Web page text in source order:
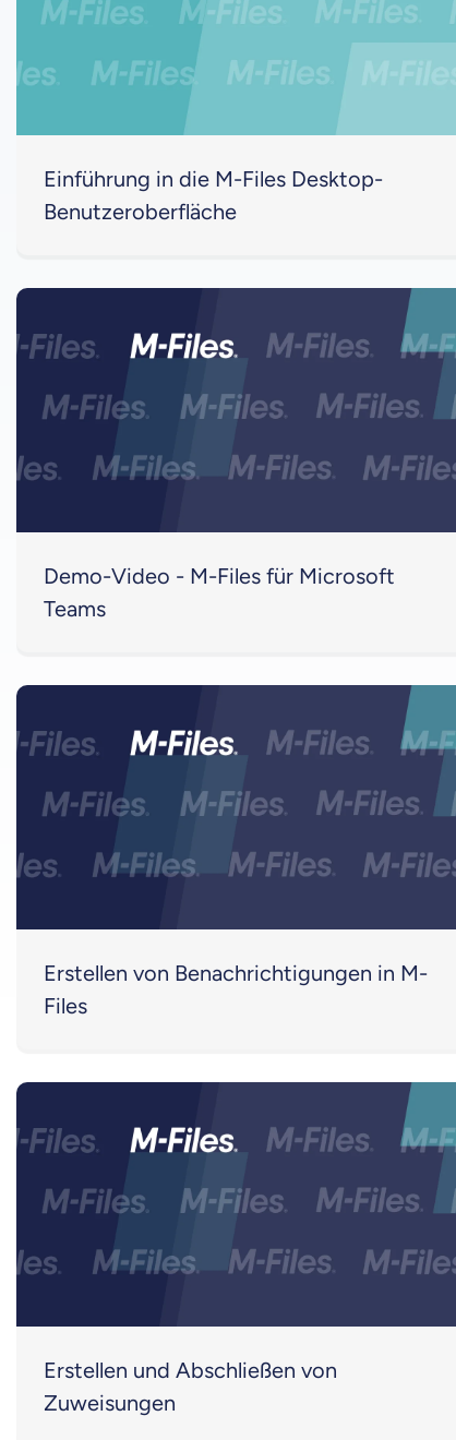
Einführung in die M-Files Desktop-
Benutzeroberfläche
Demo-Video - M-Files für Microsoft
Teams
Erstellen von Benachrichtigungen in M-
Files
Erstellen und Abschließen von
Zuweisungen